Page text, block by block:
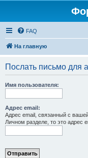
FAQ
На главную
Послать письмо для
Имя пользователя:
Адрес email:
Адрес email, связанный с
Личном разделе, то это адрес